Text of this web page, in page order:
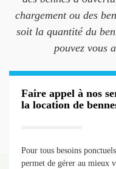
chargement ou des
soit la quantité du
pouvez vous
Faire appel à nos
la location de
Pour tous besoins
permet de gérer au mieux